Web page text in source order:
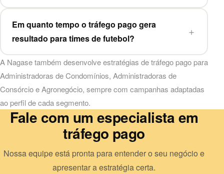
Em quanto tempo o tráfego pago gera
resultado para times de futebol?
A Nagase também desenvolve estratégias detráfego pago para
Administradoras de Condomínios, Administradoras de
ConsórcioeAgronegócio, sempre com campanhas adaptadas
ao perfil de cada segmento.
Fale com um especialista em
tráfego pago
Nossa equipe está pronta para entender o seu negócio e
apresentar a estratégia certa.